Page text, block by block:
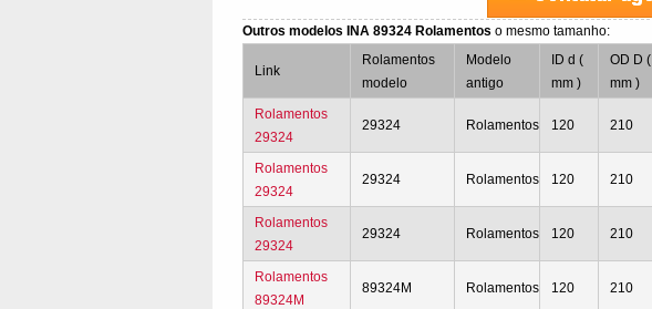
Outros modelos INA 89324 Rolamentoso mesmo tamanho:
Link
Rolamentos
modelo
Modelo
antigo
ID d (
mm )
OD D (
mm )
Rolamentos
29324
29324 Rolamentos 120 210
Rolamentos
29324
29324 Rolamentos 120 210
Rolamentos
29324
29324 Rolamentos 120 210
Rolamentos
89324M
89324M Rolamentos 120 210